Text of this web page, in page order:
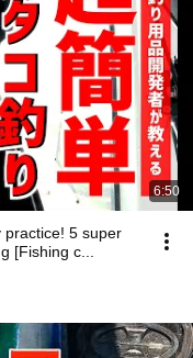
6:50
practice! 5 super
[Fishing c...